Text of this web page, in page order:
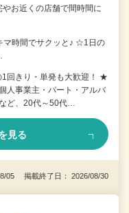
お近くの店舗で間時間に
マ時間でサクッと♪ ☆1日の
回きり・単発も大歓迎！ ★
人事業主・パート・アルバ
ど、20代～50代…
見る
05 掲載終了日： 2026/08/30